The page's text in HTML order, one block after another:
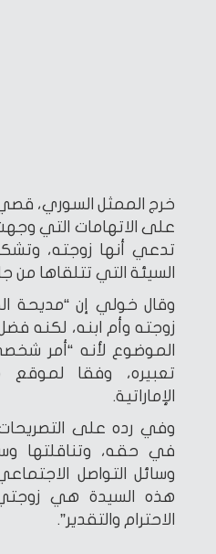
خرج الممثل السوري،
على الاتهامات التي
تدعي أنها زوجته،
السيئة التي تتلقاها من
وقال خولي إن “مديحة
زوجته وأم ابنه، لكنه
الموضوع لأنه “أمر
تعبيره، وفقا لموقع
الإماراتية.
وفي رده على
في حقه، وتناقلتها
وسائل التواصل
هذه السيدة هي
الاحترام والتقدير”.